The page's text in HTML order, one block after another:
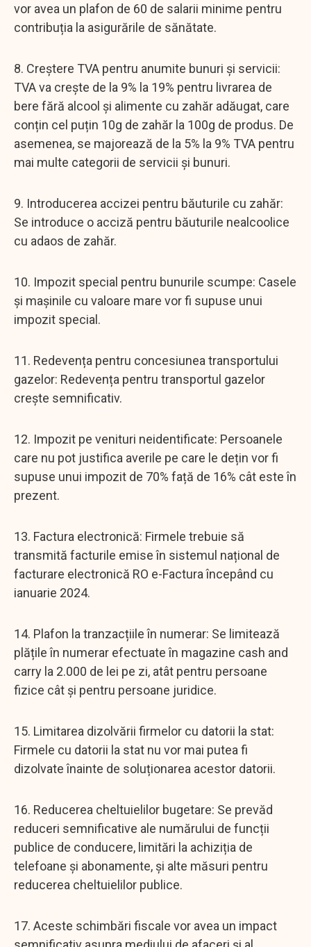
vor avea un plafon de 60 de salarii minime pentru
contribuția la asigurările de sănătate.
8. Creștere TVA pentru anumite bunuri și servicii:
TVA va crește de la 9% la 19% pentru livrarea de
bere fără alcool și alimente cu zahăr adăugat, care
conțin cel puțin 10g de zahăr la 100g de produs. De
asemenea, se majorează de la 5% la 9% TVA pentru
mai multe categorii de servicii și bunuri.
9. Introducerea accizei pentru băuturile cu zahăr:
Se introduce o acciză pentru băuturile nealcoolice
cu adaos de zahăr.
10. Impozit special pentru bunurile scumpe: Casele
și mașinile cu valoare mare vor fi supuse unui
impozit special.
11. Redevența pentru concesiunea transportului
gazelor: Redevența pentru transportul gazelor
crește semnificativ.
12. Impozit pe venituri neidentificate: Persoanele
care nu pot justifica averile pe care le dețin vor fi
supuse unui impozit de 70% față de 16% cât este în
prezent.
13. Factura electronică: Firmele trebuie să
transmită facturile emise în sistemul național de
facturare electronică RO e-Factura începând cu
ianuarie 2024.
14. Plafon la tranzacțiile în numerar: Se limitează
plățile în numerar efectuate în magazine cash and
carry la 2.000 de lei pe zi, atât pentru persoane
fizice cât și pentru persoane juridice.
15. Limitarea dizolvării firmelor cu datorii la stat:
Firmele cu datorii la stat nu vor mai putea fi
dizolvate înainte de soluționarea acestor datorii.
16. Reducerea cheltuielilor bugetare: Se prevăd
reduceri semnificative ale numărului de funcții
publice de conducere, limitări la achiziția de
telefoane și abonamente, și alte măsuri pentru
reducerea cheltuielilor publice.
17. Aceste schimbări fiscale vor avea un impact